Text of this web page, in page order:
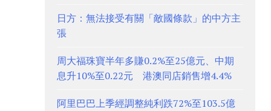
日方：無法接受有關「敵國條款」的中方主
張
周大福珠寶半年多賺0.2%至25億元、中期
息升10%至0.22元 港澳同店銷售增4.4%
阿里巴巴上季經調整純利跌72%至103.5億